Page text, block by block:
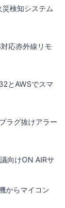
検知システム
応赤外線リモ
とAWSでスマ
ラグ抜けアラー
向けON AIRサ
からマイコン